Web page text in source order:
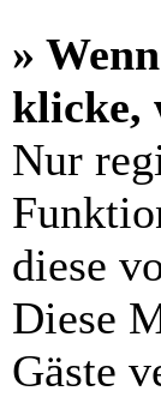
»
klicke,
Nur
diese
Diese
Gäste